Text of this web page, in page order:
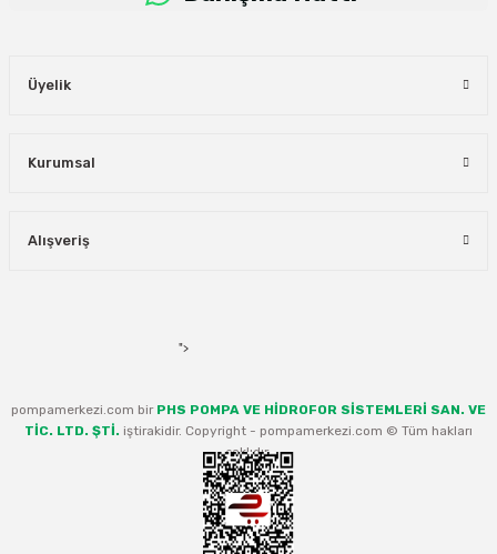
Üyelik
Kurumsal
Alışveriş
">
pompamerkezi.com bir PHS POMPA VE HİDROFOR SİSTEMLERİ SAN. VE
TİC. LTD. ŞTİ. iştirakidir. Copyright - pompamerkezi.com © Tüm hakları
saklıdır.